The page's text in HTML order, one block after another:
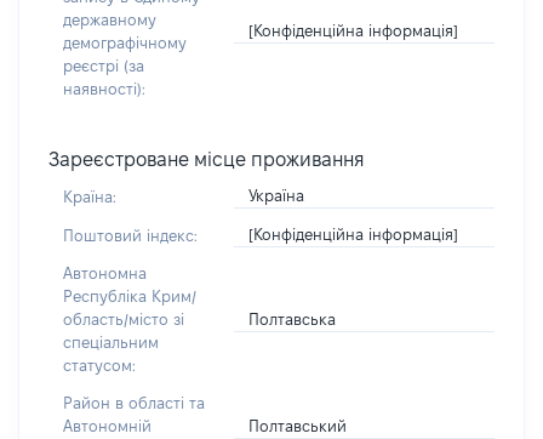
державному
демографічному
реєстрі (за
наявності):
[Конфіденційна інформація]
Зареєстроване місце проживання
Країна: Україна
Поштовий індекс: [Конфіденційна інформація]
Автономна
Республіка Крим/
область/місто зі
спеціальним
статусом:
Полтавська
Район в області та
Автономній
Полтавський